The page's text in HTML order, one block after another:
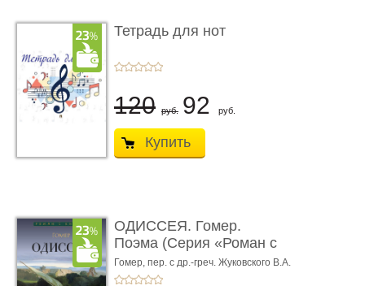
Тетрадь для нот
120 руб. 92 руб.
Купить
ОДИССЕЯ. Гомер.
Поэма (Серия «Роман с
книгой»)
Гомер, пер. с др.-греч. Жуковского В.А.